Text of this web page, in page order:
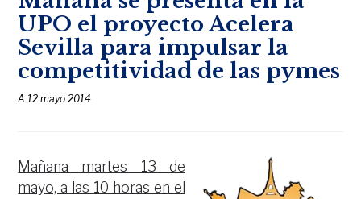
UPO el proyecto Acelera
Sevilla para impulsar la
competitividad de las pymes
A12 mayo 2014
Mañana martes 13 de
mayo, a las 10 horas en el